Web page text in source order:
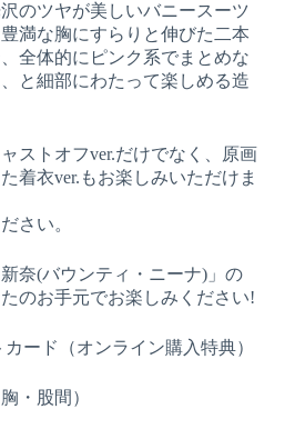
のツヤが美しいバニースーツ
満な胸にすらりと伸びた二本
全体的にピンク系でまとめな
と細部にわたって楽しめる造
ストオフver.だけでなく、原画
着衣ver.もお楽しみいただけま
さい。
奈(バウンティ・ニーナ)」の
のお手元でお楽しみください!
ード（オンライン購入特典）
・股間）